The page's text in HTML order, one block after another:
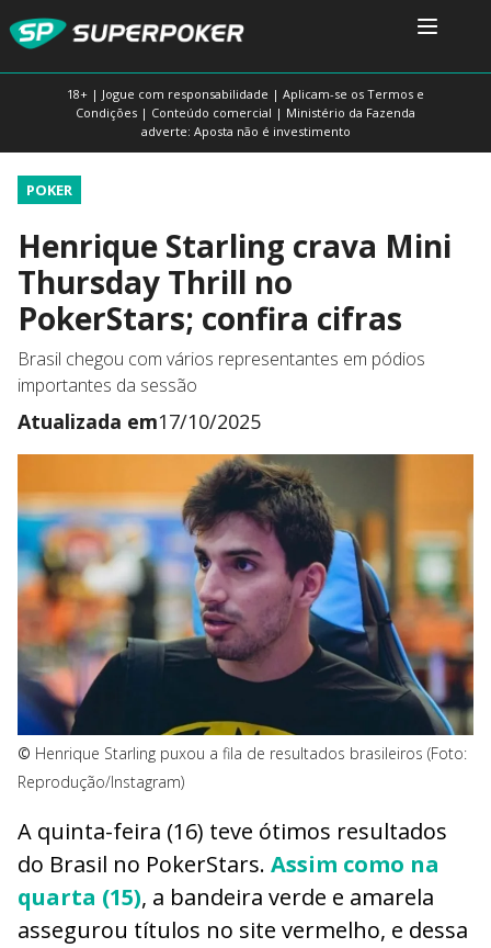
18+ | Jogue com responsabilidade | Aplicam-se os Termos e
Condições | Conteúdo comercial | Ministério da Fazenda
adverte: Aposta não é investimento
POKER
Henrique Starling crava Mini
Thursday Thrill no
PokerStars; confira cifras
Brasil chegou com vários representantes em pódios
importantes da sessão
Atualizada em17/10/2025
© Henrique Starling puxou a fila de resultados brasileiros (Foto:
Reprodução/Instagram)
A quinta-feira (16) teve ótimos resultados
do Brasil no PokerStars. Assim como na
quarta (15), a bandeira verde e amarela
assegurou títulos no site vermelho, e dessa